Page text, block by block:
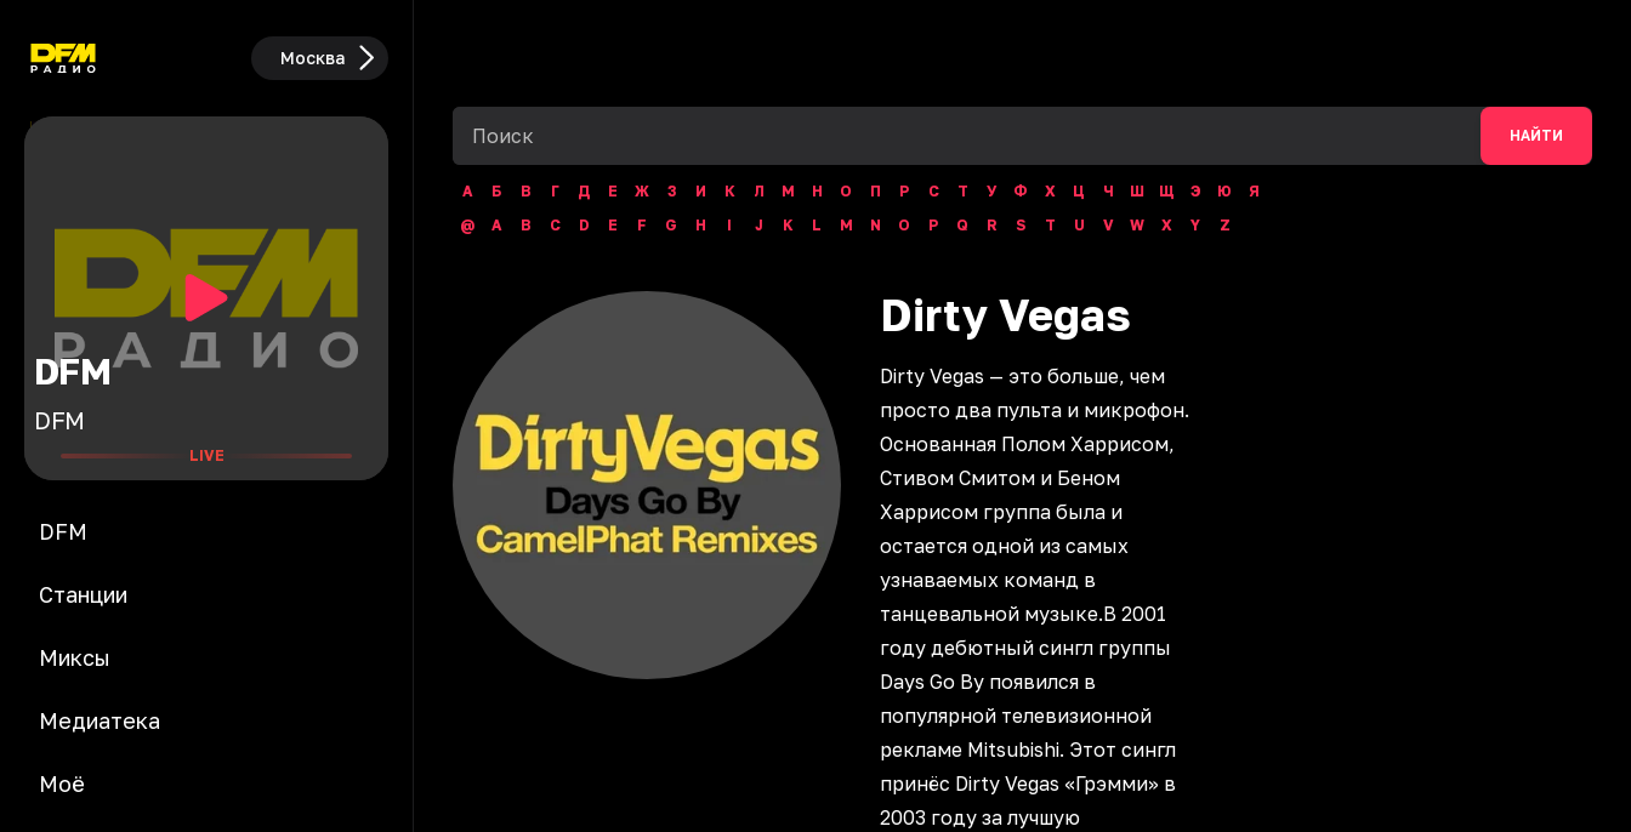
Москва
DFM
DFM
LIVE
DFM
Станции
Миксы
Медиатека
Моё
НАЙТИ
А Б В Г Д Е Ж З И К Л М Н О П Р С Т У Ф Х Ц Ч Ш Щ Э Ю
Я
@
A B C D E F G H I J K L M N O P Q R S T U V W X Y Z
Dirty Vegas
Dirty Vegas — это больше, чем
просто два пульта и микрофон.
Основанная Полом Харрисом,
Стивом Смитом и Беном
Харрисом группа была и
остается одной из самых
узнаваемых команд в
танцевальной музыке.В 2001
году дебютный сингл группы
Days Go By появился в
популярной телевизионной
рекламе Mitsubishi. Этот сингл
принёс Dirty Vegas «Грэмми» в
2003 году за лучшую